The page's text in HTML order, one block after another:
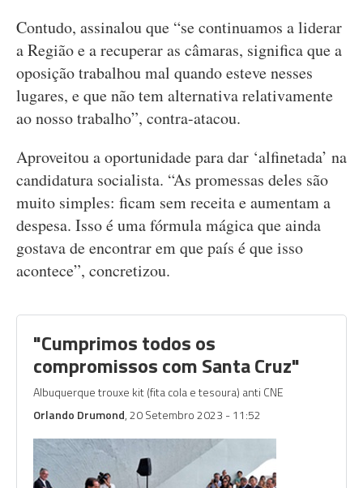
Contudo, assinalou que “se continuamos a liderar
a Região e a recuperar as câmaras, significa que a
oposição trabalhou mal quando esteve nesses
lugares, e que não tem alternativa relativamente
ao nosso trabalho”, contra-atacou.
Aproveitou a oportunidade para dar ‘alfinetada’ na
candidatura socialista. “As promessas deles são
muito simples: ficam sem receita e aumentam a
despesa. Isso é uma fórmula mágica que ainda
gostava de encontrar em que país é que isso
acontece”, concretizou.
"Cumprimos todos os
compromissos com Santa Cruz"
Albuquerque trouxe kit (fita cola e tesoura) anti CNE
Orlando Drumond, 20 Setembro 2023 - 11:52